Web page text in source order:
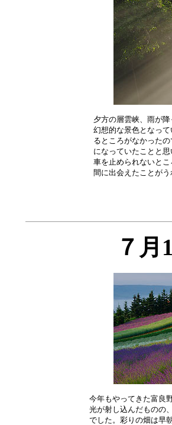
夕方の層雲峡、雨が
幻想的な景色となっ
るところがなかった
になっていたことと
車を止められないと
７月
今年もやってきた富良
光が射し込んだものの
でした。彩りの畑は早